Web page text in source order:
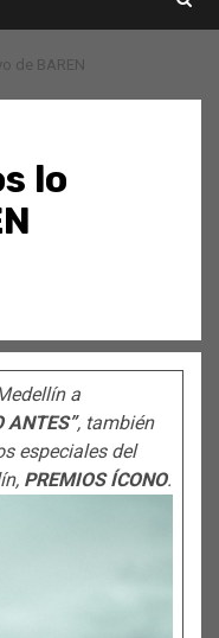
de BAREN
lo
a
ANTES”, también
especiales del
PREMIOS ÍCONO.